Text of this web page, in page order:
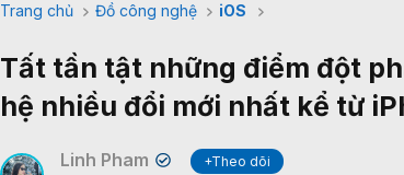
Trang chủ Đồ công nghệ iOS
Tất tần tật những điểm đột
hệ nhiều đổi mới nhất kể từ
Linh Pham ✔
+Theo dõi